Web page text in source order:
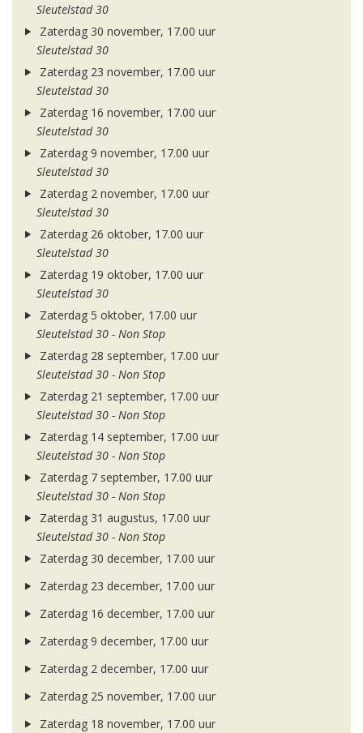
Sleutelstad 30
Zaterdag 30 november, 17.00 uur
Sleutelstad 30
Zaterdag 23 november, 17.00 uur
Sleutelstad 30
Zaterdag 16 november, 17.00 uur
Sleutelstad 30
Zaterdag 9 november, 17.00 uur
Sleutelstad 30
Zaterdag 2 november, 17.00 uur
Sleutelstad 30
Zaterdag 26 oktober, 17.00 uur
Sleutelstad 30
Zaterdag 19 oktober, 17.00 uur
Sleutelstad 30
Zaterdag 5 oktober, 17.00 uur
Sleutelstad 30 - Non Stop
Zaterdag 28 september, 17.00 uur
Sleutelstad 30 - Non Stop
Zaterdag 21 september, 17.00 uur
Sleutelstad 30 - Non Stop
Zaterdag 14 september, 17.00 uur
Sleutelstad 30 - Non Stop
Zaterdag 7 september, 17.00 uur
Sleutelstad 30 - Non Stop
Zaterdag 31 augustus, 17.00 uur
Sleutelstad 30 - Non Stop
Zaterdag 30 december, 17.00 uur
Zaterdag 23 december, 17.00 uur
Zaterdag 16 december, 17.00 uur
Zaterdag 9 december, 17.00 uur
Zaterdag 2 december, 17.00 uur
Zaterdag 25 november, 17.00 uur
Zaterdag 18 november, 17.00 uur